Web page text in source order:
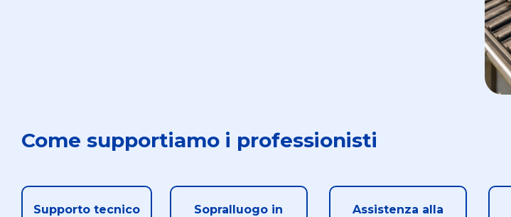
Come supportiamo i professionisti
Supporto tecnico
Sopralluogo in
Assistenza alla